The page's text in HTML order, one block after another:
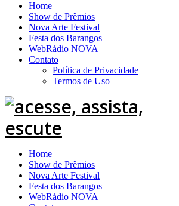
Home
Show de Prêmios
Nova Arte Festival
Festa dos Barangos
WebRádio NOVA
Contato
Política de Privacidade
Termos de Uso
Home
Show de Prêmios
Nova Arte Festival
Festa dos Barangos
WebRádio NOVA